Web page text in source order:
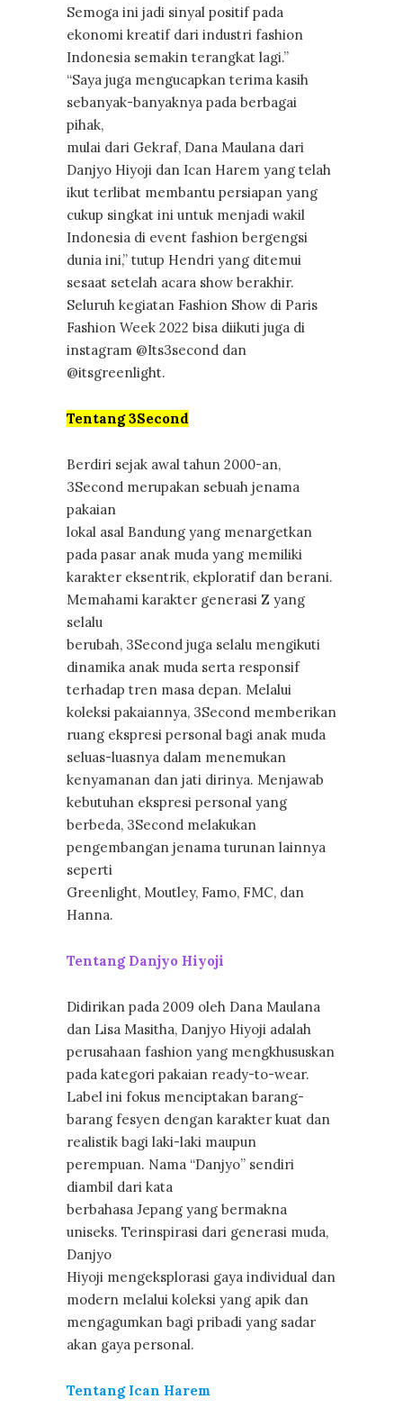
Semoga ini jadi sinyal positif pada
ekonomi kreatif dari industri fashion
Indonesia semakin terangkat lagi.”
“Saya juga mengucapkan terima kasih
sebanyak-banyaknya pada berbagai
pihak,
mulai dari Gekraf, Dana Maulana dari
Danjyo Hiyoji dan Ican Harem yang telah
ikut terlibat membantu persiapan yang
cukup singkat ini untuk menjadi wakil
Indonesia di event fashion bergengsi
dunia ini,” tutup Hendri yang ditemui
sesaat setelah acara show berakhir.
Seluruh kegiatan Fashion Show di Paris
Fashion Week 2022 bisa diikuti juga di
instagram @Its3second dan
@itsgreenlight.
Tentang 3Second
Berdiri sejak awal tahun 2000-an,
3Second merupakan sebuah jenama
pakaian
lokal asal Bandung yang menargetkan
pada pasar anak muda yang memiliki
karakter eksentrik, ekploratif dan berani.
Memahami karakter generasi Z yang
selalu
berubah, 3Second juga selalu mengikuti
dinamika anak muda serta responsif
terhadap tren masa depan. Melalui
koleksi pakaiannya, 3Second memberikan
ruang ekspresi personal bagi anak muda
seluas-luasnya dalam menemukan
kenyamanan dan jati dirinya. Menjawab
kebutuhan ekspresi personal yang
berbeda, 3Second melakukan
pengembangan jenama turunan lainnya
seperti
Greenlight, Moutley, Famo, FMC, dan
Hanna.
Tentang Danjyo Hiyoji
Didirikan pada 2009 oleh Dana Maulana
dan Lisa Masitha, Danjyo Hiyoji adalah
perusahaan fashion yang mengkhususkan
pada kategori pakaian ready-to-wear.
Label ini fokus menciptakan barang-
barang fesyen dengan karakter kuat dan
realistik bagi laki-laki maupun
perempuan. Nama “Danjyo” sendiri
diambil dari kata
berbahasa Jepang yang bermakna
uniseks. Terinspirasi dari generasi muda,
Danjyo
Hiyoji mengeksplorasi gaya individual dan
modern melalui koleksi yang apik dan
mengagumkan bagi pribadi yang sadar
akan gaya personal.
Tentang Ican Harem